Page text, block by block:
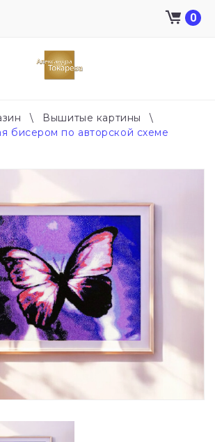
0
\ Вышитые картины
\
бисером по авторской схеме